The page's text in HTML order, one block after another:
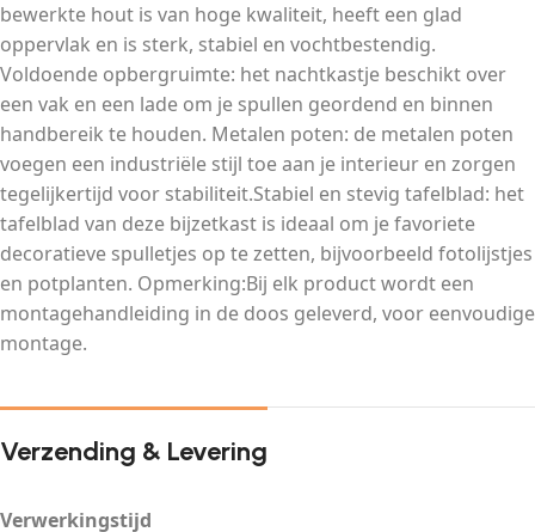
bewerkte hout is van hoge kwaliteit, heeft een glad
oppervlak en is sterk, stabiel en vochtbestendig.
Voldoende opbergruimte: het nachtkastje beschikt over
een vak en een lade om je spullen geordend en binnen
handbereik te houden. Metalen poten: de metalen poten
voegen een industriële stijl toe aan je interieur en zorgen
tegelijkertijd voor stabiliteit.Stabiel en stevig tafelblad: het
tafelblad van deze bijzetkast is ideaal om je favoriete
decoratieve spulletjes op te zetten, bijvoorbeeld fotolijstjes
en potplanten. Opmerking:Bij elk product wordt een
montagehandleiding in de doos geleverd, voor eenvoudige
montage.
Verzending & Levering
Verwerkingstijd